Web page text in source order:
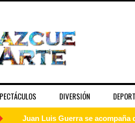
DIVERSIÓN
Juan Luis Guerra se acompaña